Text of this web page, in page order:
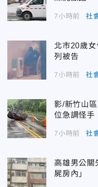
7小時前 社
北市20歲
列被告
7小時前 社
影/新竹山
位急調怪手
7小時前 社
高雄男公
屍房內」